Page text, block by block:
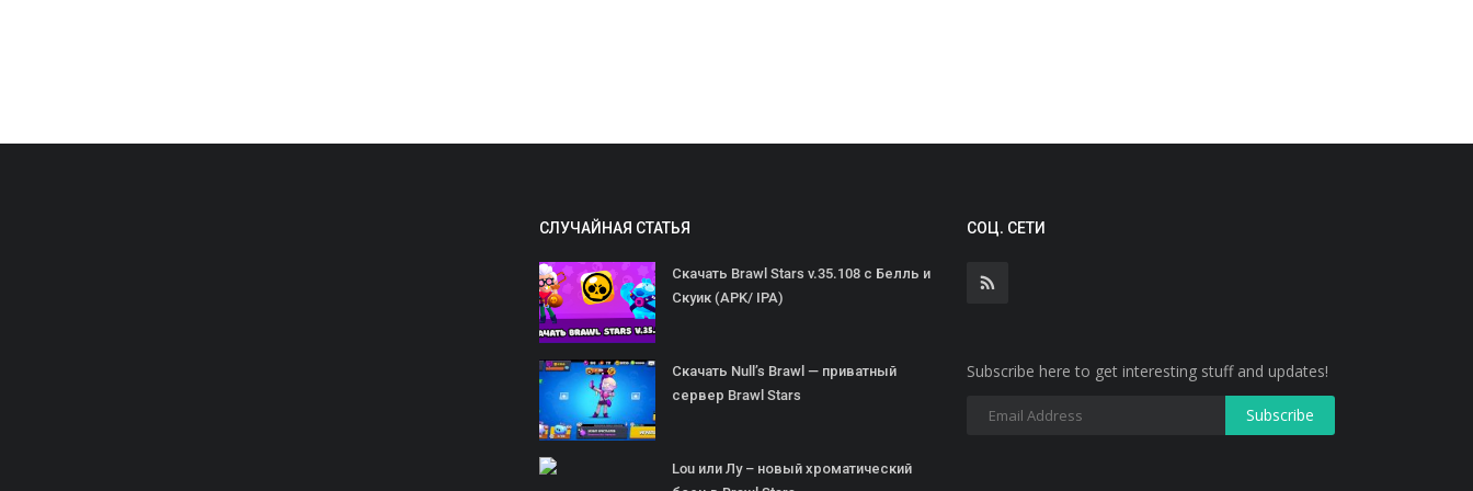
СЛУЧАЙНАЯ СТАТЬЯ
Скачать Brawl Stars v.35.108 с Белль и
Скуик (APK/ IPA)
Скачать Null’s Brawl — приватный
сервер Brawl Stars
Lou или Лу – новый хроматический
СОЦ. СЕТИ
Subscribe here to get interesting stuff and updates!